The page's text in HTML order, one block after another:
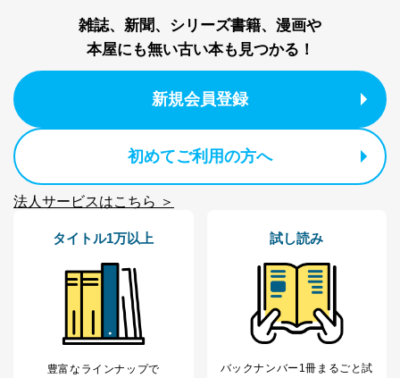
１．個人情報保護管理者
当社は以下の個人情報保護管理者を設置し、個人情報保
護管理者の責任のもと、個人情報を取得・アクセス・利
用・提供・管理いたします。
株式会社富士山マガジンサービス
個人情報保護管理者: 経営管理グループディレクター 前
田 嘉也
２．利用目的
当社が取り扱う開示対象個人情報の利用目的は次のとお
個人情報の種類 利用目的
購入商品の配送のため
ｅメール等による商品、サービ
雑誌、新聞、シリーズ書籍、漫画や
本屋にも無い古い本も見つかる！
新規会員登録
初めてご利用の方へ
法人サービスはこちら ＞
タイトル1万以上
豊富なラインナップで
試し読み
バックナンバー1冊まるごと試